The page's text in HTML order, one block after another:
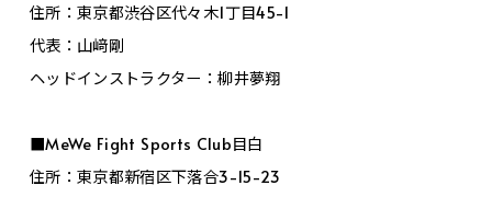
住所：東京都渋谷区代々木1丁目45-1
代表：山﨑剛
ヘッドインストラクター：柳井夢翔
■MeWe Fight Sports Club目白
住所：東京都新宿区下落合3-15-23